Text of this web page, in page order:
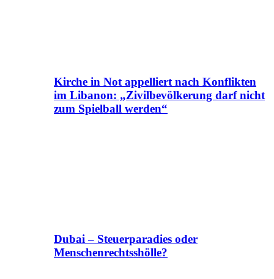
Kirche in Not appelliert nach Konflikten
im Libanon: „Zivilbevölkerung darf nicht
zum Spielball werden“
Dubai – Steuerparadies oder
Menschenrechtsshölle?